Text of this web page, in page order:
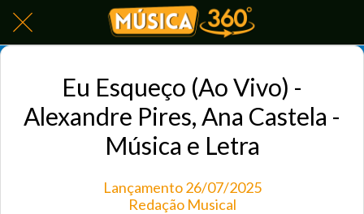
Eu Esqueço (Ao Vivo) -
Alexandre Pires, Ana Castela -
Música e Letra
Lançamento 26/07/2025
Redação Musical